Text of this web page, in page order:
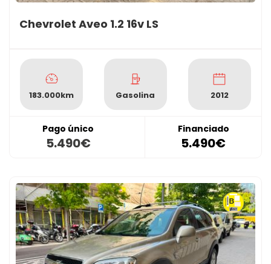
Chevrolet Aveo 1.2 16v LS
183.000km Gasolina 2012
Pago único
5.490€
Financiado
5.490€